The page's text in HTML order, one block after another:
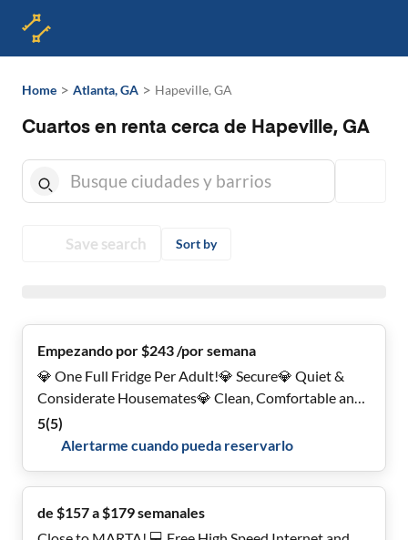
Home > Atlanta, GA > Hapeville, GA
Cuartos en renta cerca de Hapeville, GA
Save search Sort by
Empezando por $243 /por semana
💎 One Full Fridge Per Adult!💎 Secure💎 Quiet &
Considerate Housemates💎 Clean, Comfortable and
Convenient
5(5)
Alertarme cuando pueda reservarlo
de $157 a $179 semanales